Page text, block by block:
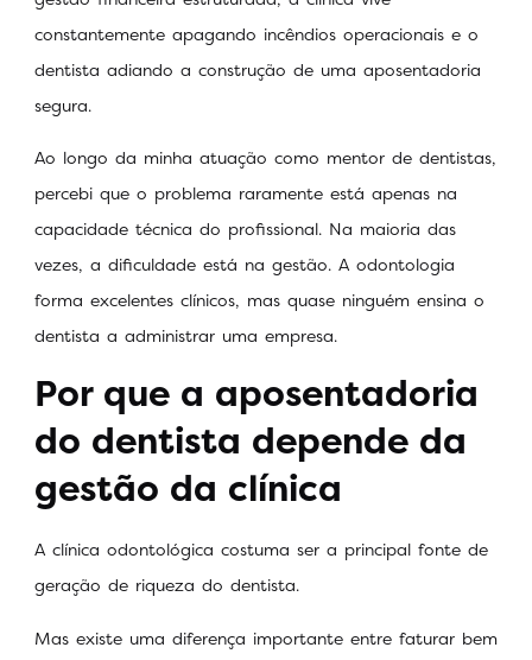
constantemente apagando incêndios operacionais e o
dentista adiando a construção de uma aposentadoria
segura.
Ao longo da minha atuação como mentor de dentistas,
percebi que o problema raramente está apenas na
capacidade técnica do profissional. Na maioria das
vezes, a dificuldade está na gestão. A odontologia
forma excelentes clínicos, mas quase ninguém ensina o
dentista a administrar uma empresa.
Por que a aposentadoria
do dentista depende da
gestão da clínica
A clínica odontológica costuma ser a principal fonte de
geração de riqueza do dentista.
Mas existe uma diferença importante entre faturar bem